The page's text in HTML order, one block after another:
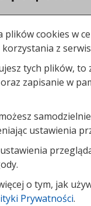
plików cookies w
z
tych plików, to
zapisanie w
ustawienia
o tym, jak
Prywatności.